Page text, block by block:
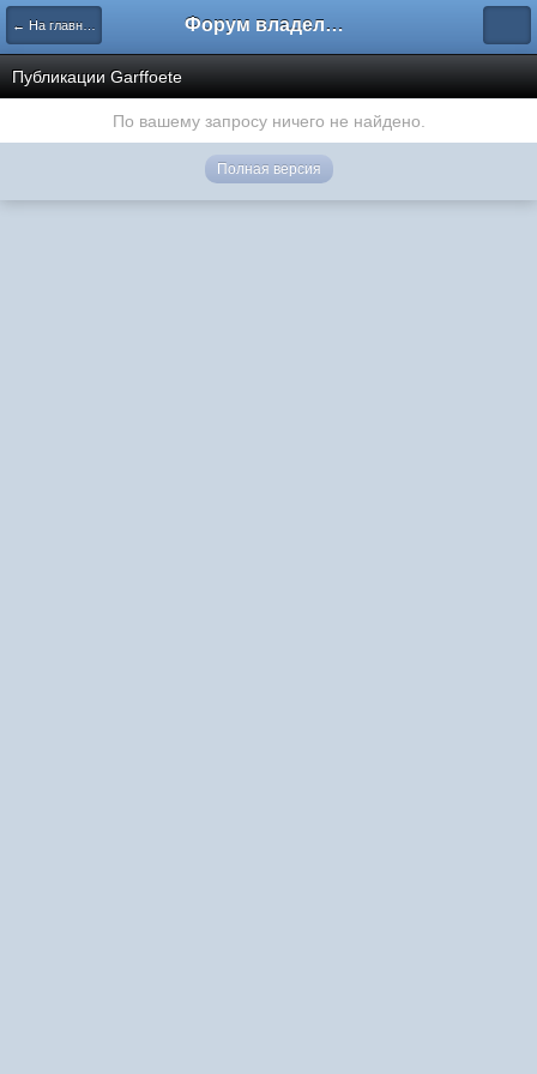
← На главную Форум владельцев интернет-магазинов
Публикации Garffoete
По вашему запросу ничего не найдено.
Полная версия